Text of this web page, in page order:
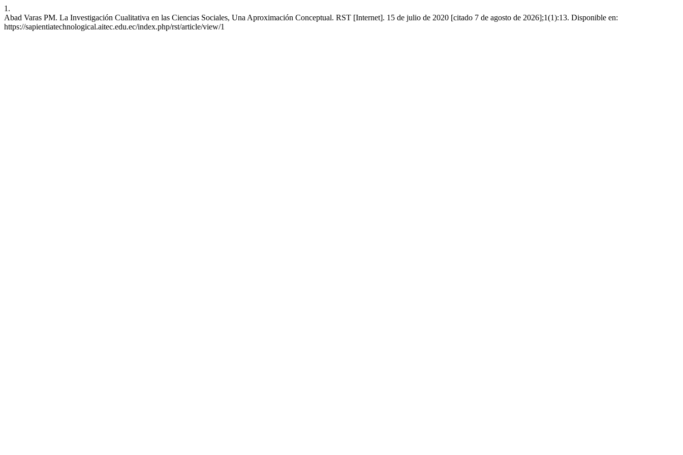
1.
Abad Varas PM. La Investigación Cualitativa en las Ciencias Sociales, Una Aproximación Conceptual. RST [Internet]. 15 de julio de 2020 [citado 7 de agosto de 2026];1(1):13. Disponible en:
https://sapientiatechnological.aitec.edu.ec/index.php/rst/article/view/1